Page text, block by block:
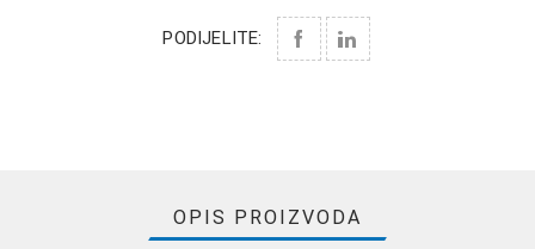
PODIJELITE:
OPIS PROIZVODA